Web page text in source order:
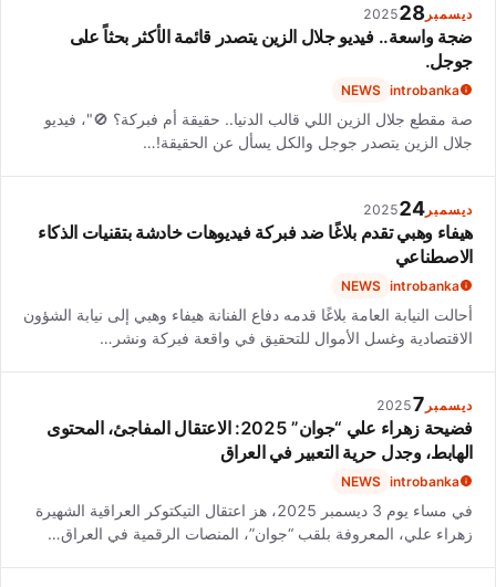
ديسمبر 28
2025
ضجة واسعة.. فيديو جلال الزين يتصدر قائمة الأكثر بحثاً على
جوجل.
introbanka
NEWS
صة مقطع جلال الزين اللي قالب الدنيا.. حقيقة أم فبركة؟ 🚫"، فيديو
جلال الزين يتصدر جوجل والكل يسأل عن الحقيقة!…
ديسمبر 24
2025
هيفاء وهبي تقدم بلاغًا ضد فبركة فيديوهات خادشة بتقنيات الذكاء
الاصطناعي
introbanka
NEWS
أحالت النيابة العامة بلاغًا قدمه دفاع الفنانة هيفاء وهبي إلى نيابة الشؤون
الاقتصادية وغسل الأموال للتحقيق في واقعة فبركة ونشر…
ديسمبر 7
2025
فضيحة زهراء علي “جوان” 2025: الاعتقال المفاجئ، المحتوى
الهابط، وجدل حرية التعبير في العراق
introbanka
NEWS
في مساء يوم 3 ديسمبر 2025، هز اعتقال التيكتوكر العراقية الشهيرة
زهراء علي، المعروفة بلقب “جوان”، المنصات الرقمية في العراق…